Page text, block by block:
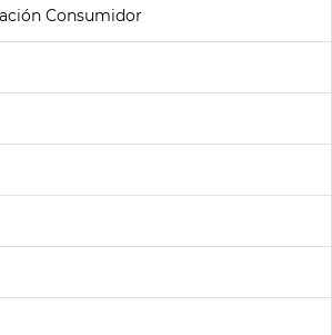
Consumidor